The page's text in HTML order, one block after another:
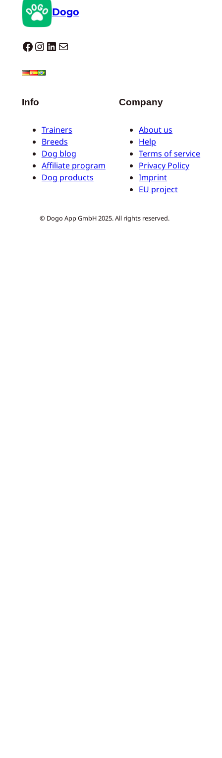
Dogo
Dogo facebook InstagramLinkedIn Mail
Info
Trainers
Breeds
Dog blog
Affiliate program
Dog products
Company
About us
Help
Terms of service
Privacy Policy
Imprint
EU project
© Dogo App GmbH 2025. All rights reserved.